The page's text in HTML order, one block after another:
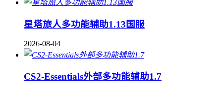
星塔旅人多功能辅助1.13国服
2026-08-04
CS2-Essentials外部多功能辅助1.7